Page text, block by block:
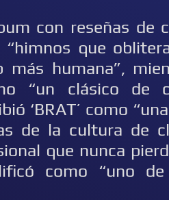
con reseñas de
que
más humana”,
“un clásico de
‘BRAT’ como
de la cultura de
que nunca
como “uno